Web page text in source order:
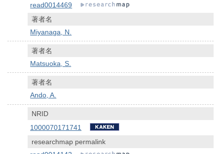
read0014469
著者名
Miyanaga, N.
著者名
Matsuoka, S.
著者名
Ando, A.
NRID
1000070171741
researchmap permalink